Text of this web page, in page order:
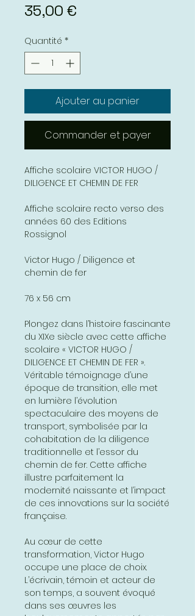
35,00 €
Quantité *
Ajouter au panier
Commander et payer
Affiche scolaire VICTOR HUGO /
DILIGENCE ET CHEMIN DE FER
Affiche scolaire recto verso des
années 60 des Editions
Rossignol
Victor Hugo / Diligence et
chemin de fer
76 x 56 cm
Plongez dans l’histoire fascinante
du XIXe siècle avec cette affiche
scolaire « VICTOR HUGO /
DILIGENCE ET CHEMIN DE FER ».
Véritable témoignage d’une
époque de transition, elle met
en lumière l’évolution
spectaculaire des moyens de
transport, symbolisée par la
cohabitation de la diligence
traditionnelle et l’essor du
chemin de fer. Cette affiche
illustre parfaitement la
modernité naissante et l’impact
de ces innovations sur la société
française.
Au cœur de cette
transformation, Victor Hugo
occupe une place de choix.
L’écrivain, témoin et acteur de
son temps, a souvent évoqué
dans ses œuvres les